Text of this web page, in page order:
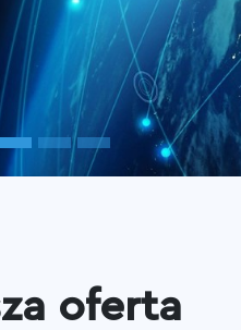
oferta